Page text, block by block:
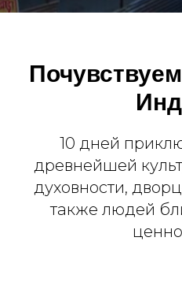
10 дней
древнейшей
духовности,
также людей